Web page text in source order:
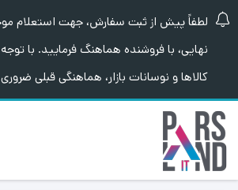
لطفاً پیش از ثبت سفارش، جهت استعلام
نهایی، با فروشنده هماهنگ فرمایید. با
کالاها و نوسانات بازار، هماهنگی قبلی